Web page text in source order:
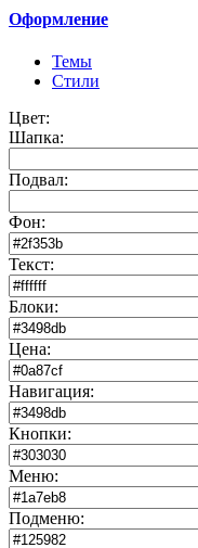
Оформление
Темы
Стили
Цвет:
Шапка:
Подвал:
Фон:
Текст:
Блоки:
Цена:
Навигация:
Кнопки:
Меню:
Подменю: